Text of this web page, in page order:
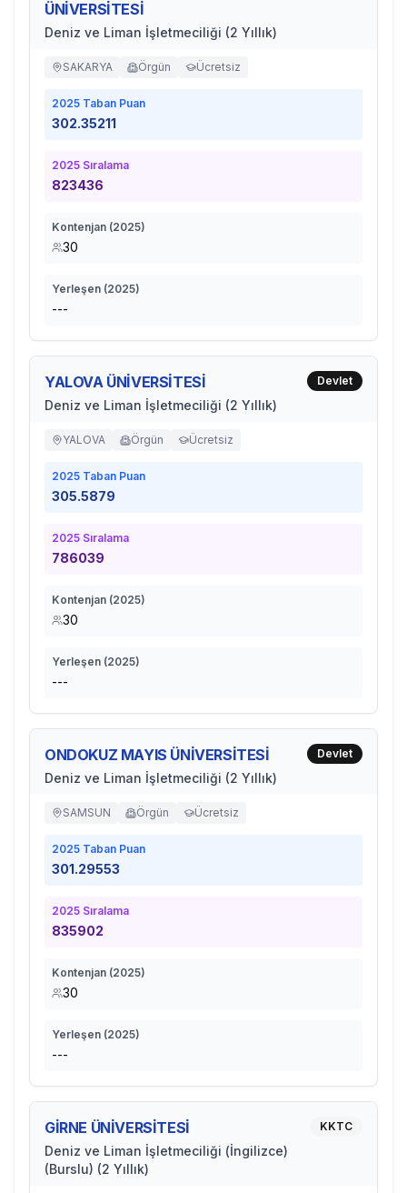
ÜNİVERSİTESİ
Deniz ve Liman İşletmeciliği (2 Yıllık)
SAKARYA Örgün Ücretsiz
2025 Taban Puan
302.35211
2025 Sıralama
823436
Kontenjan (2025)
30
Yerleşen (2025)
---
YALOVA ÜNİVERSİTESİ
Deniz ve Liman İşletmeciliği (2 Yıllık)
Devlet
YALOVA Örgün Ücretsiz
2025 Taban Puan
305.5879
2025 Sıralama
786039
Kontenjan (2025)
30
Yerleşen (2025)
---
ONDOKUZ MAYIS ÜNİVERSİTESİ
Deniz ve Liman İşletmeciliği (2 Yıllık)
Devlet
SAMSUN Örgün Ücretsiz
2025 Taban Puan
301.29553
2025 Sıralama
835902
Kontenjan (2025)
30
Yerleşen (2025)
---
GİRNE ÜNİVERSİTESİ
Deniz ve Liman İşletmeciliği (İngilizce)
(Burslu) (2 Yıllık)
KKTC